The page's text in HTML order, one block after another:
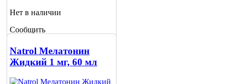
Нет в наличии
Сообщить
Natrol Мелатонин
Жидкий 1 мг, 60 мл